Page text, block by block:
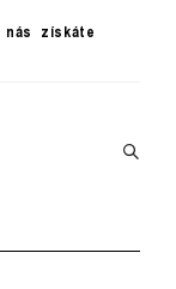
získáte